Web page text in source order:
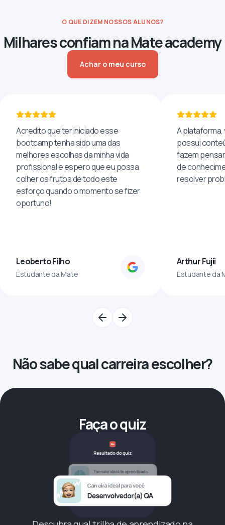
O QUE DIZEM NOSSOS ALUNOS?
Milhares confiam na Mate academy
Achar o meu curso
Acredito que ter iniciado esse
bootcamp tenha sido uma das
melhores escolhas da minha vida
profissional e espero que eu possa
colher os frutos de todo este
esforço quando o momento se fizer
oportuno!
Leoberto Filho
Estudante da Mate
A plataforma,
possui
fazem
de
resolver
Arthur Fujii
Estudante da
Não sabe qual carreira escolher?
Faça o quiz